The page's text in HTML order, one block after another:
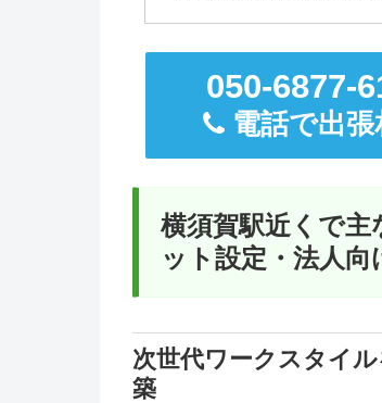
050-6877-
電話で出張
横須賀駅近くで
ット設定・法人向
次世代ワークスタイ
築